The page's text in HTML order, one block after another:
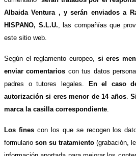
Albaida Ventura , y serán enviados a
HISPANO, S.L.U. , las compañías que
este sitio web.
Según el reglamento europeo, si eres
enviar comentarios con tus datos
padres o tutores legales.
En el caso
autorización si eres menor de 14 años.
marca la casilla correspondiente
Los finescon los que se recogen los
formularioson su tratamiento (grabación,